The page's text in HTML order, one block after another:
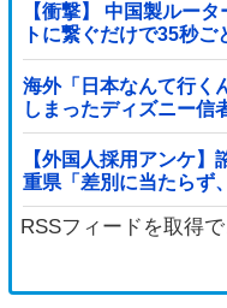
【衝撃】 中国製ルー
トに繋ぐだけで35秒
海外「日本なんて行く
しまったディズニー信
態に
【外国人採用アンケ
重県「差別に当たらず
RSSフィードを取得